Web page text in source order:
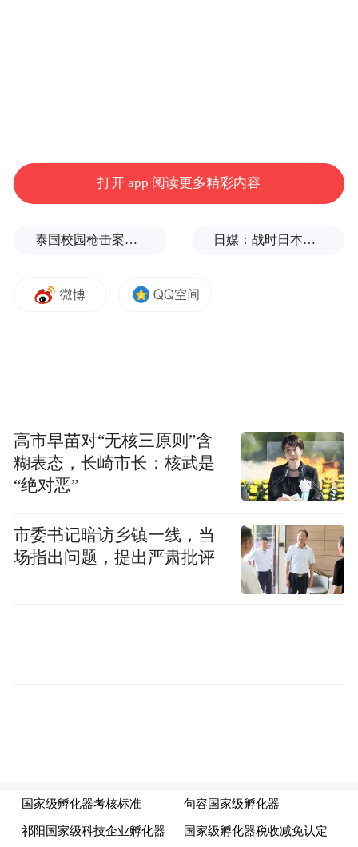
味
打开 app 阅读更多精彩内容
泰国校园枪击案致9死，枪手父亲道歉 日媒：战时日本多所大学进行输血人体实验，向患者注射动物血
高市早苗对“无核三原则”含
糊表态，长崎市长：核武是
“绝对恶”
市委书记暗访乡镇一线，当
场指出问题，提出严肃批评